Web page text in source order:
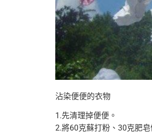
沾染便便的衣物
1.先清理掉便便。
2.將60克蘇打粉、30克肥皂